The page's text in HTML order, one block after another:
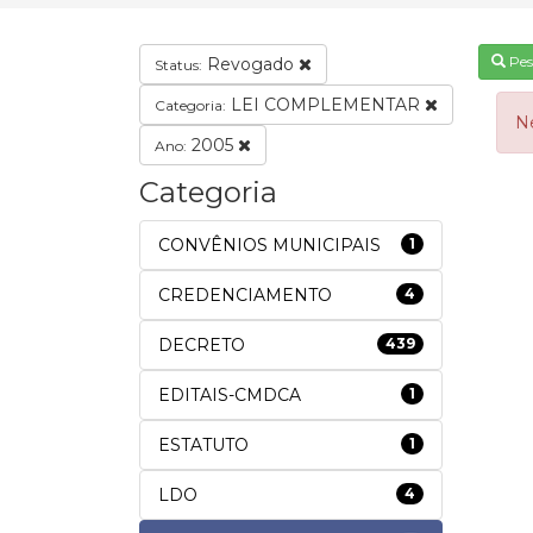
Status: Revogado
Categoria: LEI COMPLEMENTAR
Ano: 2005
Categoria
CONVÊNIOS MUNICIPAIS 1
CREDENCIAMENTO 4
DECRETO 439
EDITAIS-CMDCA 1
ESTATUTO 1
LDO 4